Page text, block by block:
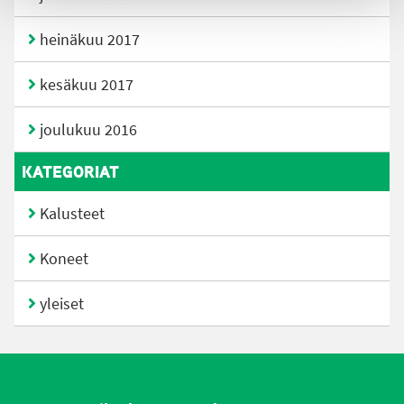
heinäkuu 2017
kesäkuu 2017
joulukuu 2016
KATEGORIAT
Kalusteet
Koneet
yleiset